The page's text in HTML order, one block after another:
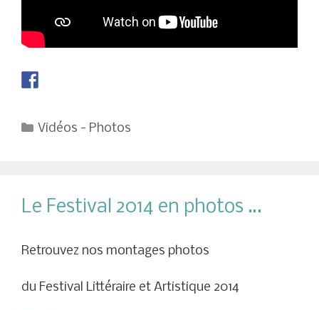
Catégories
Vidéos - Photos
Le Festival 2014 en photos …
Retrouvez nos montages photos
du Festival Littéraire et Artistique 2014